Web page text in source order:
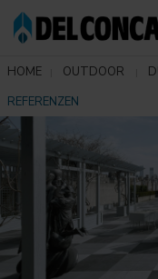
HOME OUTDOOR
REFERENZEN